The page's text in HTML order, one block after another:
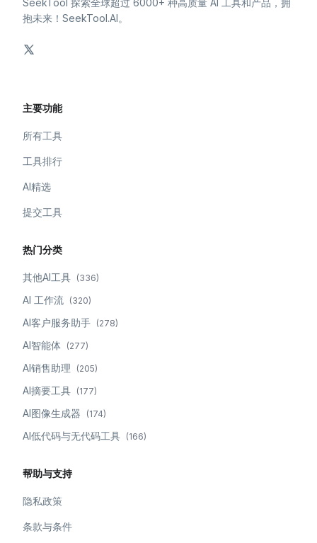
SeekTool 探索全球超过 6000+ 种高质量 AI 工具和产品，拥
抱未来！SeekTool.AI。
主要功能
所有工具
工具排行
AI精选
提交工具
热门分类
其他AI工具 (336)
AI 工作流 (320)
AI客户服务助手 (278)
AI智能体 (277)
AI销售助理 (205)
AI摘要工具 (177)
AI图像生成器 (174)
AI低代码与无代码工具 (166)
帮助与支持
隐私政策
条款与条件